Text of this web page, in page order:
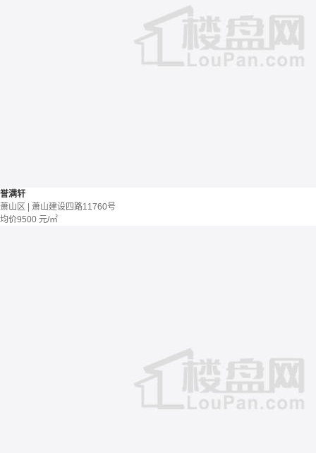
誉满轩
萧山区 | 萧山建设四路11760号
均价9500 元/㎡